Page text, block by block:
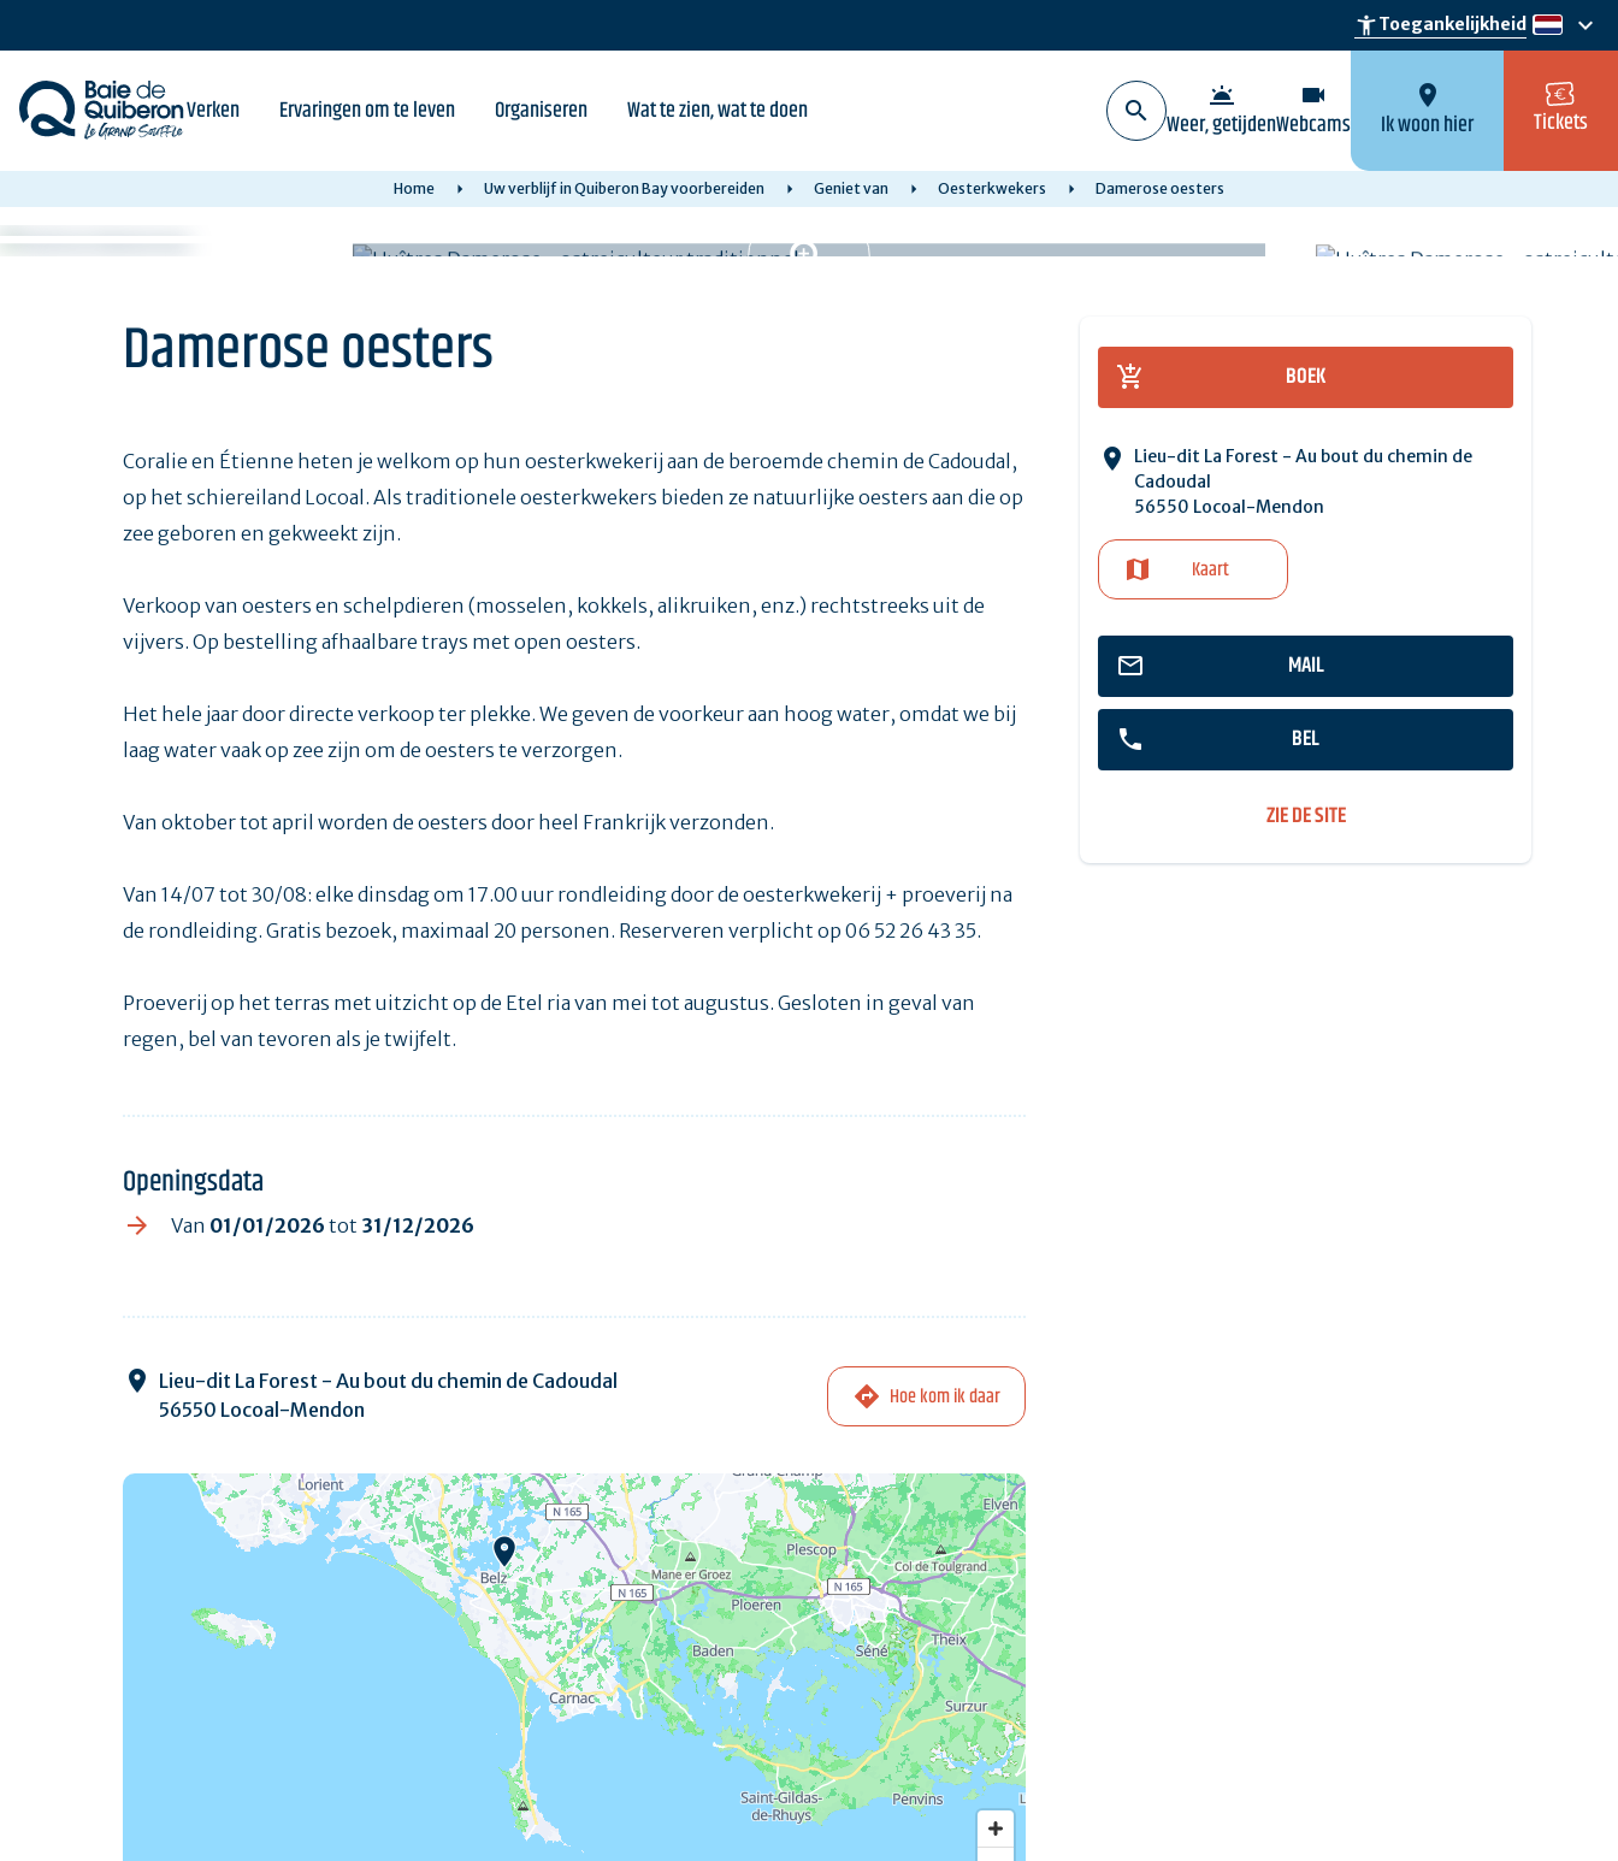
content
accessibility_newToegankelijkheid nl
keyboard_arrow_down
Verken Ervaringen om te leven Organiseren Wat te zien, wat te doen wb_twilight
Weer, getijden
videocam
Webcams
location_on
Ik woon hier Tickets
Home Uw verblijf in Quiberon Bay voorbereiden Geniet van Oesterkwekers Damerose oesters
Damerose oesters BOEK
Lieu-dit La Forest - Au bout du chemin de
Cadoudal
56550 Locoal-Mendon
Kaart
MAIL
BEL
ZIE DE SITE
Coralie en Étienne heten je welkom op hun oesterkwekerij aan de beroemde chemin de Cadoudal,
op het schiereiland Locoal. Als traditionele oesterkwekers bieden ze natuurlijke oesters aan die op
zee geboren en gekweekt zijn.
Verkoop van oesters en schelpdieren (mosselen, kokkels, alikruiken, enz.) rechtstreeks uit de
vijvers. Op bestelling afhaalbare trays met open oesters.
Het hele jaar door directe verkoop ter plekke. We geven de voorkeur aan hoog water, omdat we bij
laag water vaak op zee zijn om de oesters te verzorgen.
Van oktober tot april worden de oesters door heel Frankrijk verzonden.
Van 14/07 tot 30/08: elke dinsdag om 17.00 uur rondleiding door de oesterkwekerij + proeverij na
de rondleiding. Gratis bezoek, maximaal 20 personen. Reserveren verplicht op 06 52 26 43 35.
Proeverij op het terras met uitzicht op de Etel ria van mei tot augustus. Gesloten in geval van
regen, bel van tevoren als je twijfelt.
Openingsdata
Van 01/01/2026 tot 31/12/2026
Lieu-dit La Forest - Au bout du chemin de Cadoudal
56550 Locoal-Mendon
Hoe kom ik daar